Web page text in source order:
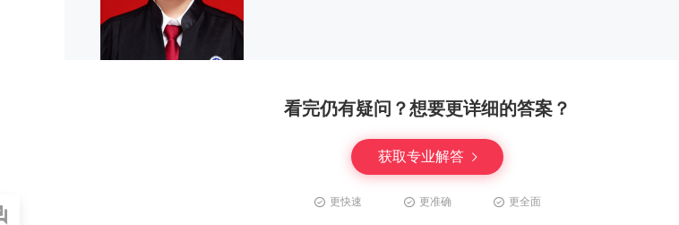
看完仍有疑问？想要更详细的答案？
获取专业解答
更快速 更准确 更全面